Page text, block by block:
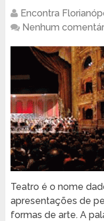
Encontra
Nenhum
Teatro é o nome
apresentações de
formas de arte. A